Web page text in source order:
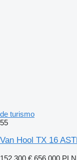
de turismo
55
Van Hool TX 16
152.300 € 656.000 PLN